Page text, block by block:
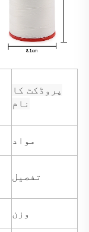
پروڈکٹ کا
نام
مواد
تفصیل
وزن